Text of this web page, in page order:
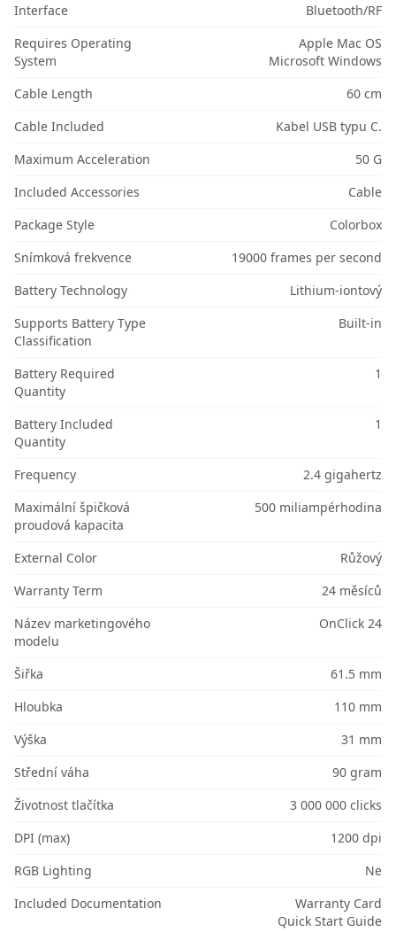
Interface
Bluetooth/RF
Requires Operating
System
Apple Mac OS
Microsoft Windows
Cable Length
60 cm
Cable Included
Kabel USB typu C.
Maximum Acceleration
50 G
Included Accessories
Cable
Package Style
Colorbox
Snímková frekvence
19000 frames per second
Battery Technology
Lithium-iontový
Supports Battery Type
Classification
Built-in
Battery Required
Quantity
1
Battery Included
Quantity
1
Frequency
2.4 gigahertz
Maximální špičková
proudová kapacita
500 miliampérhodina
External Color
Růžový
Warranty Term
24 měsíců
Název marketingového
modelu
OnClick 24
Šiřka
61.5 mm
Hloubka
110 mm
Výška
31 mm
Střední váha
90 gram
Životnost tlačítka
3 000 000 clicks
DPI (max)
1200 dpi
RGB Lighting
Ne
Included Documentation
Warranty Card
Quick Start Guide